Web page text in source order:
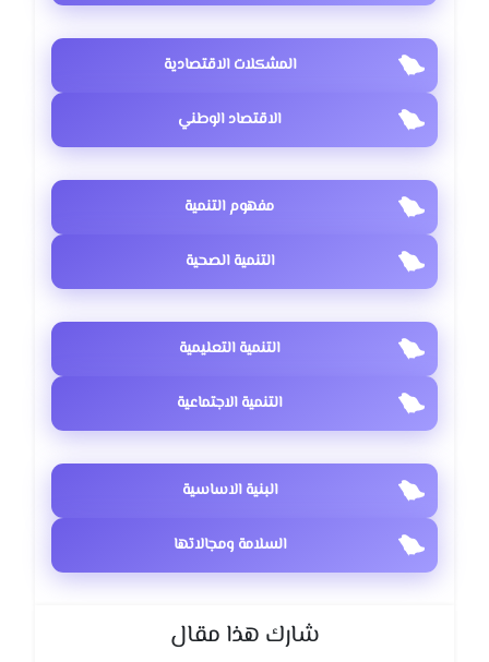
المشكلات الاقتصادية
الاقتصاد الوطني
مفهوم التنمية
التنمية الصحية
التنمية التعليمية
التنمية الاجتماعية
البنية الاساسية
السلامة ومجالاتها
شارك هذا مقال